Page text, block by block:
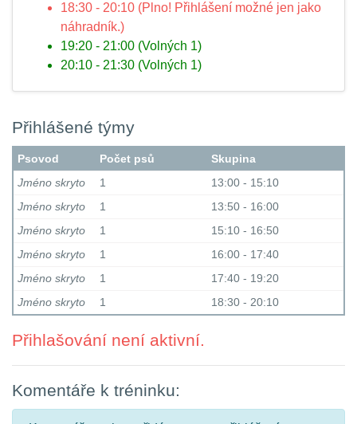
18:30 - 20:10 (Plno! Přihlášení možné jen jako
náhradník.)
19:20 - 21:00 (Volných 1)
20:10 - 21:30 (Volných 1)
Přihlášené týmy
Psovod Počet psů
Skupina
Jméno skryto
1
13:00 - 15:10
Jméno skryto
1
13:50 - 16:00
Jméno skryto
1
15:10 - 16:50
Jméno skryto
1
16:00 - 17:40
Jméno skryto
1
17:40 - 19:20
Jméno skryto
1 18:30 - 20:10
Přihlašování není aktivní.
Komentáře k tréninku: